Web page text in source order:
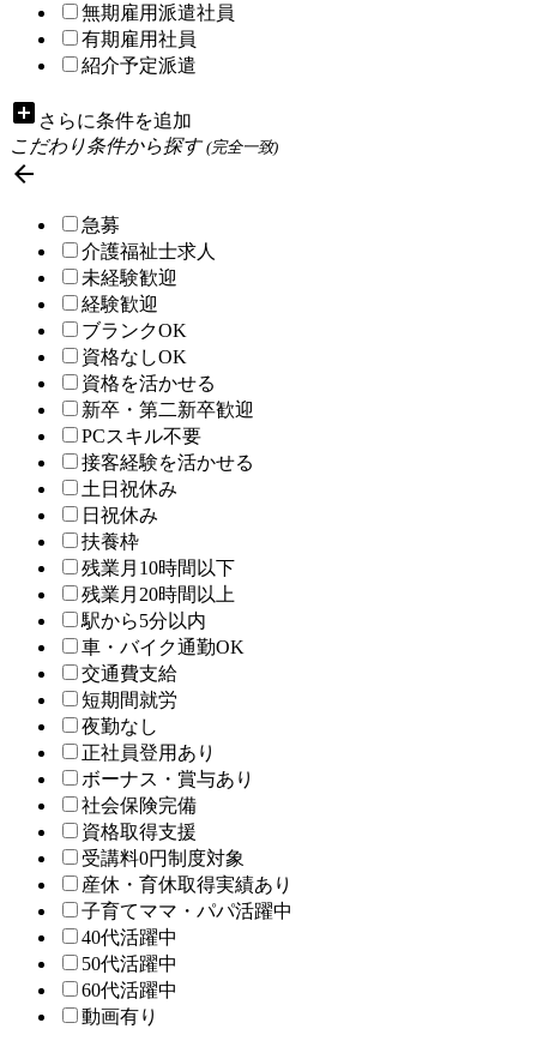
無期雇用派遣社員
有期雇用社員
紹介予定派遣
add_box さらに条件を追加
こだわり条件から探す(完全一致)

急募
介護福祉士求人
未経験歓迎
経験歓迎
ブランクOK
資格なしOK
資格を活かせる
新卒・第二新卒歓迎
PCスキル不要
接客経験を活かせる
土日祝休み
日祝休み
扶養枠
残業月10時間以下
残業月20時間以上
駅から5分以内
車・バイク通勤OK
交通費支給
短期間就労
夜勤なし
正社員登用あり
ボーナス・賞与あり
社会保険完備
資格取得支援
受講料0円制度対象
産休・育休取得実績あり
子育てママ・パパ活躍中
40代活躍中
50代活躍中
60代活躍中
動画有り